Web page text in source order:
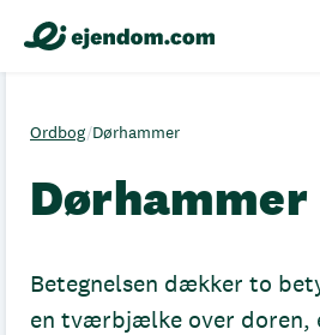
Ordbog/Dørhammer
Dørhammer
Betegnelsen dækker to
en tværbjælke over doren,